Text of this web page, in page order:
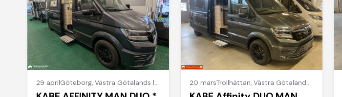
29 aprilGöteborg,Västra Götalands län 20 marsTrollhättan,Västra Götalands län